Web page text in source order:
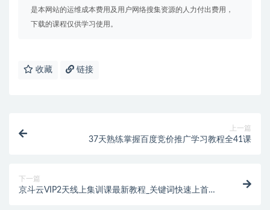
是本网站的运维成本费用及用户网络搜集资源的人力付出费用，
下载的课程仅供学习使用。
收藏 链接
上一篇
37天熟练掌握百度竞价推广学习教程全41课
下一篇
京斗云VIP2天线上集训课最新教程_关键词快速上首